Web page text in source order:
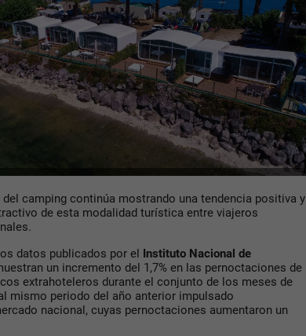
camping continúa mostrando una tendencia positiva y
de esta modalidad turística entre viajeros
datos publicados por el
Instituto Nacional de
un incremento del 1,7% en las pernoctaciones de
extrahoteleros durante el conjunto de los meses de
mismo periodo del año anterior impulsado
nacional, cuyas pernoctaciones aumentaron un